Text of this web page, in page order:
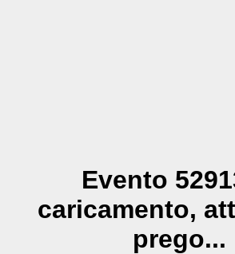
Evento
caricamento,
prego...